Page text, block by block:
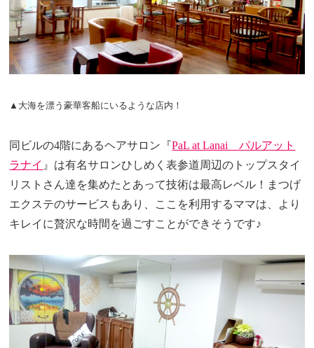
▲大海を漂う豪華客船にいるような店内！
同ビルの4階にあるヘアサロン『PaL at Lanai パルアット
ラナイ 』は有名サロンひしめく表参道周辺のトップスタイ
リストさん達を集めたとあって技術は最高レベル！まつげ
エクステのサービスもあり、ここを利用するママは、より
キレイに贅沢な時間を過ごすことができそうです♪